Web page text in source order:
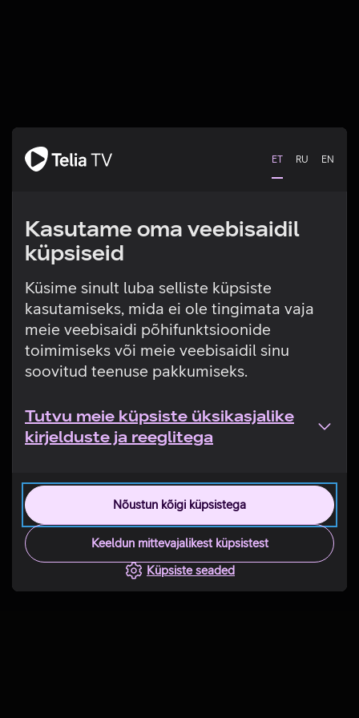
ET RU EN
Kasutame oma veebisaidil
küpsiseid
Küsime sinult luba selliste küpsiste
kasutamiseks, mida ei ole tingimata vaja
meie veebisaidi põhifunktsioonide
toimimiseks või meie veebisaidil sinu
soovitud teenuse pakkumiseks.
Tutvu meie küpsiste üksikasjalike
kirjelduste ja reeglitega
Nõustun kõigi küpsistega
Keeldun mittevajalikest küpsistest
Küpsiste seaded
Tehniline viga